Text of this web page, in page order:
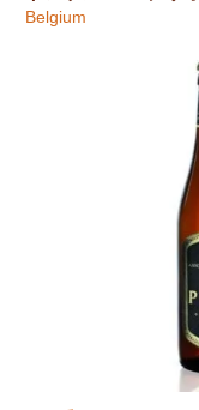
Belgium